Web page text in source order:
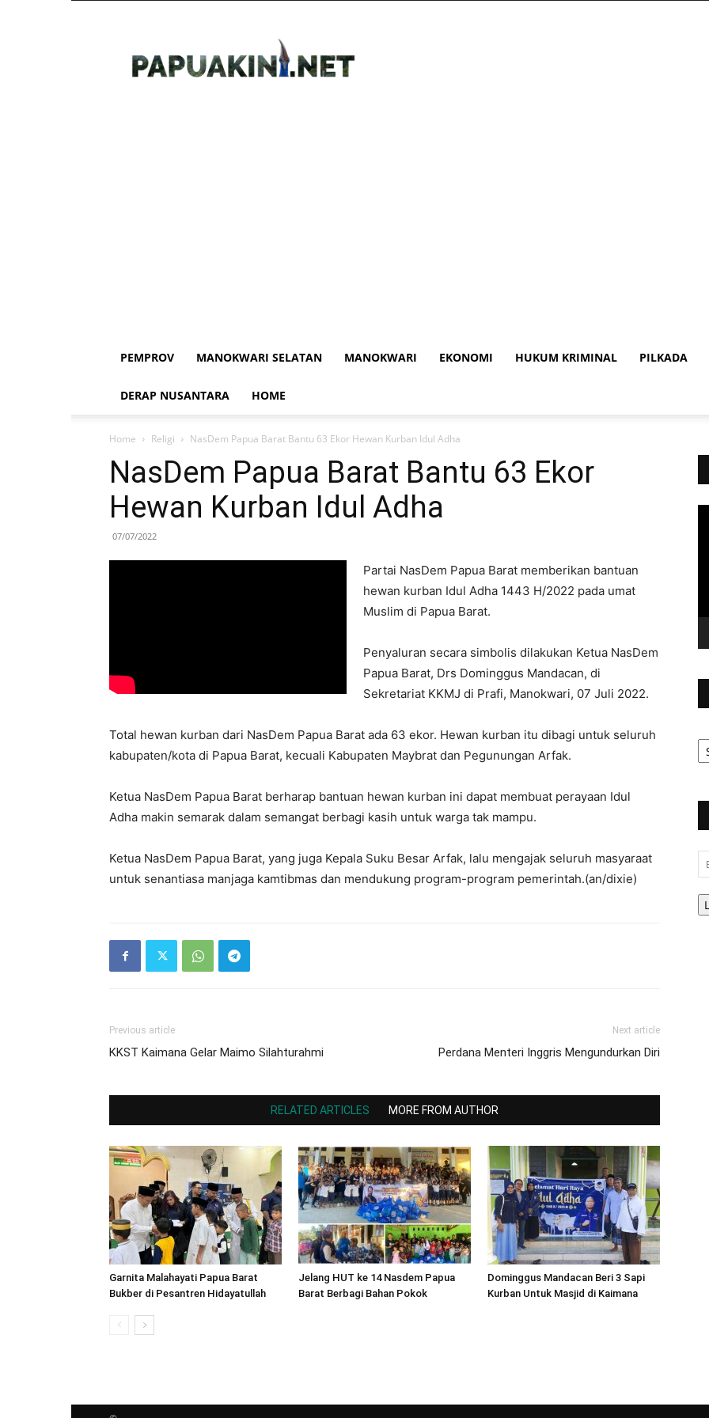
PEMPROV MANOKWARI SELATAN MANOKWARI EKONOMI HUKUM KRIMINAL PILKADA
DERAP NUSANTARA HOME
Home Religi NasDem Papua Barat Bantu 63 Ekor Hewan Kurban Idul Adha
NasDem Papua Barat Bantu 63 Ekor
Hewan Kurban Idul Adha
07/07/2022
Partai NasDem Papua Barat memberikan bantuan
hewan kurban Idul Adha 1443 H/2022 pada umat
Muslim di Papua Barat.
Penyaluran secara simbolis dilakukan Ketua NasDem
Papua Barat, Drs Dominggus Mandacan, di
Sekretariat KKMJ di Prafi, Manokwari, 07 Juli 2022.
Total hewan kurban dari NasDem Papua Barat ada 63 ekor. Hewan kurban itu dibagi untuk seluruh
kabupaten/kota di Papua Barat, kecuali Kabupaten Maybrat dan Pegunungan Arfak.
Ketua NasDem Papua Barat berharap bantuan hewan kurban ini dapat membuat perayaan Idul
Adha makin semarak dalam semangat berbagi kasih untuk warga tak mampu.
Ketua NasDem Papua Barat, yang juga Kepala Suku Besar Arfak, lalu mengajak seluruh masyaraat
untuk senantiasa manjaga kamtibmas dan mendukung program-program pemerintah.(an/dixie)
Previous article
KKST Kaimana Gelar Maimo Silahturahmi
Next article
Perdana Menteri Inggris Mengundurkan Diri
RELATED ARTICLES MORE FROM AUTHOR
Garnita Malahayati Papua Barat
Bukber di Pesantren Hidayatullah
Jelang HUT ke 14 Nasdem Papua
Barat Berbagi Bahan Pokok
Dominggus Mandacan Beri 3 Sapi
Kurban Untuk Masjid di Kaimana